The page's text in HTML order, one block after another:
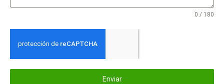
0 / 180
Enviar